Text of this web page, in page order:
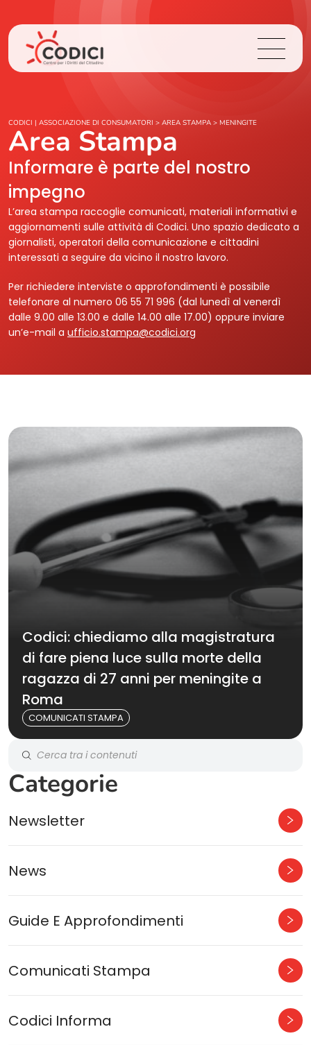
Chi Siamo
Cosa Facciamo
Area Stampa
Contatti
Login
CODICI | ASSOCIAZIONE DI CONSUMATORI > AREA STAMPA > MENINGITE
Area Stampa
Informare è parte del nostro
impegno
L’area stampa raccoglie comunicati, materiali informativi e
aggiornamenti sulle attività di Codici. Uno spazio dedicato a
giornalisti, operatori della comunicazione e cittadini
interessati a seguire da vicino il nostro lavoro.
Per richiedere interviste o approfondimenti è possibile
telefonare al numero 06 55 71 996 (dal lunedì al venerdì
dalle 9.00 alle 13.00 e dalle 14.00 alle 17.00) oppure inviare
un’e-mail a ufficio.stampa@codici.org
Codici: chiediamo alla magistratura
di fare piena luce sulla morte della
ragazza di 27 anni per meningite a
Roma
COMUNICATI STAMPA
Categorie
Newsletter
News
Guide E Approfondimenti
Comunicati Stampa
Codici Informa